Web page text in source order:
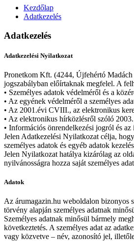
Kezdőlap
Adatkezelés
Adatkezelés
Adatkezelési Nyilatkozat
Pronetkom Kft. (4244, Újfehértó Madách
jogszabályban előírtaknak megfelel. A
• Személyes adatok védelméről és a
• Az egyének védelméről a személyes
• Az 2001.évi CVIII., az elektronikus
• Az elektronikus hírközlésről szóló
• Információs önrendelkezési jogról és
Jelen Adatkezelési Nyilatkozat célja,
személyes adatok és egyéb adatok
Jelen Nyilatkozat hatálya kizárólag az
nyilvánosságra hozza saját személyes
Adatok
Az árumagazin.hu weboldalon bizonyos
törvény alapján személyes adatnak
Személyes adatnak minősül bármely
következtetés. A személyes adat az
vagy közvetve – név, azonosító jel,